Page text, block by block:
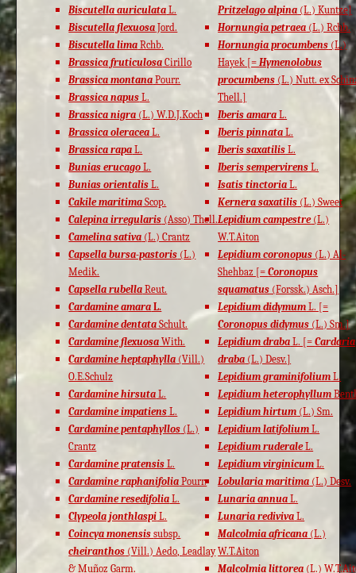
Biscutella auriculata L.
Biscutella flexuosa Jord.
Biscutella lima Rchb.
Brassica fruticulosa Cirillo
Brassica montana Pourr.
Brassica napus L.
Brassica nigra (L.) W.D.J.Koch
Brassica oleracea L.
Brassica rapa L.
Bunias erucago L.
Bunias orientalis L.
Cakile maritima Scop.
Calepina irregularis (Asso) Thell.
Camelina sativa (L.) Crantz
Capsella bursa-pastoris (L.)
Medik.
Capsella rubella Reut.
Cardamine amara L.
Cardamine dentata Schult.
Cardamine flexuosa With.
Cardamine heptaphylla (Vill.)
O.E.Schulz
Cardamine hirsuta L.
Cardamine impatiens L.
Cardamine pentaphyllos (L.)
Crantz
Cardamine pratensis L.
Cardamine raphanifolia Pourr.
Cardamine resedifolia L.
Clypeola jonthlaspi L.
Coincya monensissubsp.
cheiranthos (Vill.) Aedo, Leadlay
& Muñoz Garm.
Pritzelago alpina (L.) Kuntze]
Hornungia petraea (L.) Rchb.
Hornungia procumbens (L.)
Hayek [=Hymenolobus
procumbens (L.) Nutt. ex
Thell.]
Iberis amara L.
Iberis pinnata L.
Iberis saxatilis L.
Iberis sempervirens L.
Isatis tinctoria L.
Kernera saxatilis (L.) Sweet
Lepidium campestre(L.)
W.T.Aiton
Lepidium coronopus (L.) Al-
Shehbaz [=Coronopus
squamatus (Forssk.) Asch.]
Lepidium didymum L. [=
Coronopus didymus (L.) Sm.]
Lepidium draba L. [=Cardaria
draba (L.) Desv.]
Lepidium graminifolium L.
Lepidium heterophyllum
Lepidium hirtum (L.) Sm.
Lepidium latifolium L.
Lepidium ruderaleL.
Lepidium virginicum L.
Lobularia maritima (L.) Desv.
Lunaria annua L.
Lunaria rediviva L.
Malcolmia africana (L.)
W.T.Aiton
Malcolmia littorea (L.)